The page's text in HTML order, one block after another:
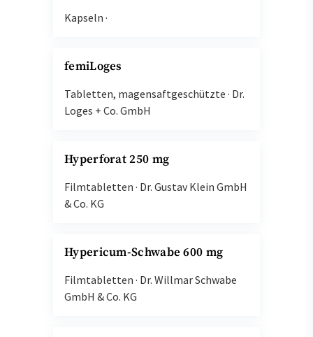
Kapseln ·
femiLoges
Tabletten, magensaftgeschützte · Dr.
Loges + Co. GmbH
Hyperforat 250 mg
Filmtabletten · Dr. Gustav Klein GmbH
& Co. KG
Hypericum-Schwabe 600 mg
Filmtabletten · Dr. Willmar Schwabe
GmbH & Co. KG